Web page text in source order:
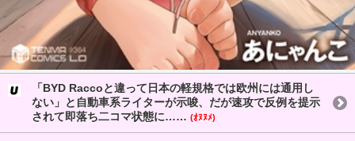
「BYD Raccoと違って日本の軽規格では欧州には通用し
ない」と自動車系ライターが示唆、だが速攻で反例を提示
されて即落ち二コマ状態に…… (ｵﾇﾇﾒ)